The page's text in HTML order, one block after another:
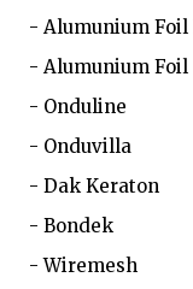
- Alumunium Foil
- Alumunium Foil
- Onduline
- Onduvilla
- Dak Keraton
- Bondek
- Wiremesh